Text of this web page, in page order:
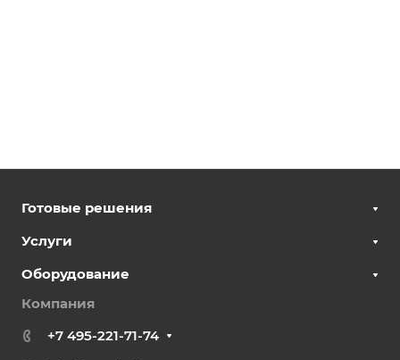
Готовые решения
Услуги
Оборудование
Компания
+7 495-221-71-74